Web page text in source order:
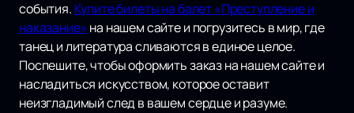
события. Купите билеты на балет «Преступление и
наказание» на нашем сайте и погрузитесь в мир, где
танец и литература сливаются в единое целое.
Поспешите, чтобы оформить заказ на нашем сайте и
насладиться искусством, которое оставит
неизгладимый след в вашем сердце и разуме.